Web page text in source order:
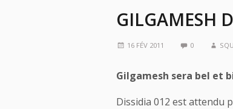
GILGAMESH
16 FÉV 2011 0
Gilgamesh sera bel et
Dissidia 012 est attendu